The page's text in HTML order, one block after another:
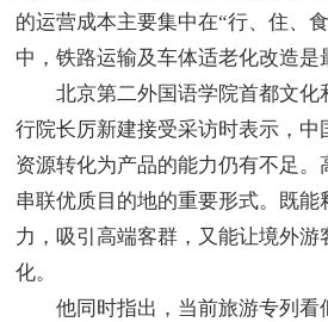
的运营成本主要集中在“行、住、
中，铁路运输及车体适老化改造是
北京第二外国语学院首都文化
行院长厉新建接受采访时表示，中
资源转化为产品的能力仍有不足。
串联优质目的地的重要形式。既能
力，吸引高端客群，又能让境外游
化。
他同时指出，当前旅游专列看